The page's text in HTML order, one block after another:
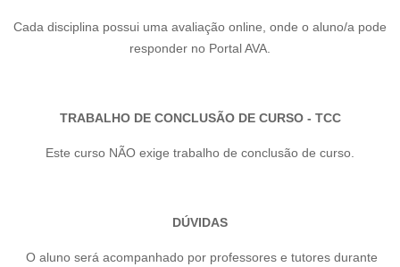
Cada disciplina possui uma avaliação online, onde o aluno/a pode
responder no Portal AVA.
TRABALHO DE CONCLUSÃO DE CURSO - TCC
Este curso NÃO exige trabalho de conclusão de curso.
DÚVIDAS
O aluno será acompanhado por professores e tutores durante